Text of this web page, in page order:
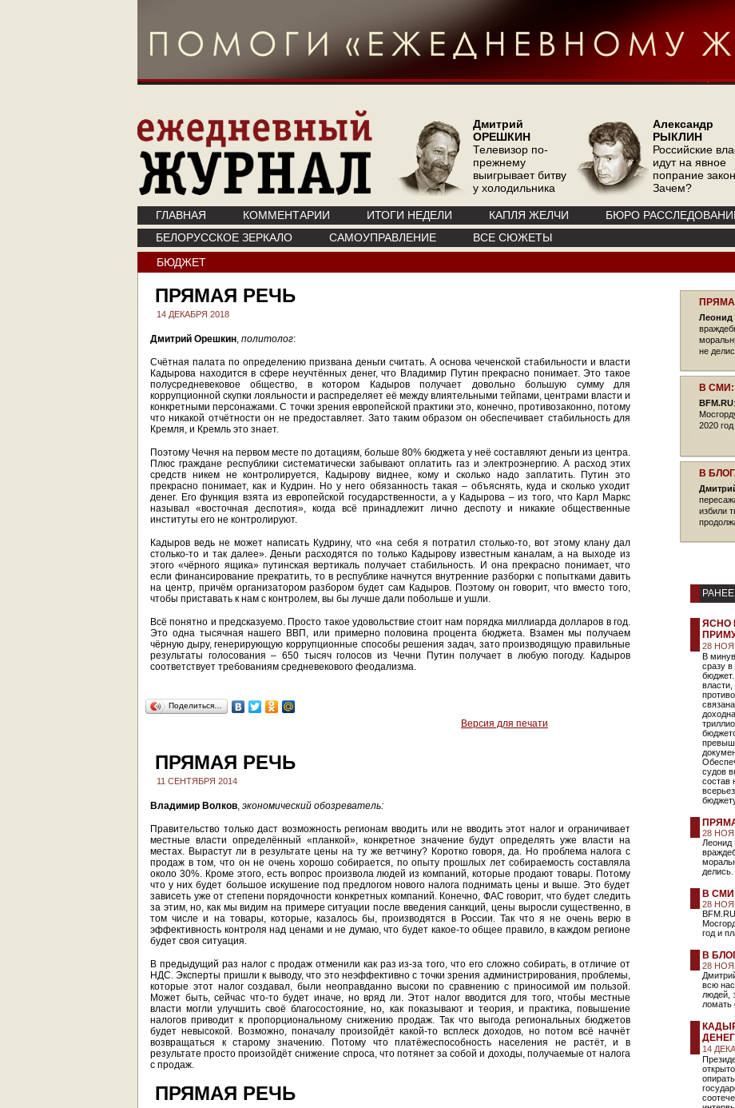
Дмитрий
ОРЕШКИН
Телевизор по-
прежнему
выигрывает битву
у холодильника
Александр
РЫКЛИН
Российские
идут на явное
попрание
Зачем?
ГЛАВНАЯ КОММЕНТАРИИ ИТОГИ НЕДЕЛИ КАПЛЯ ЖЕЛЧИ
БЮРО
БЕЛОРУССКОЕ ЗЕРКАЛО
САМОУПРАВЛЕНИЕ
ВСЕ СЮЖЕТЫ
БЮДЖЕТ
ПРЯМАЯ РЕЧЬ
14 ДЕКАБРЯ 2018
Дмитрий Орешкин, политолог:
Счётная палата по определению призвана деньги считать. А основа чеченской стабильности и власти
Кадырова находится в сфере неучтённых денег, что Владимир Путин прекрасно понимает. Это такое
полусредневековое общество, в котором Кадыров получает довольно большую сумму для
коррупционной скупки лояльности и распределяет её между влиятельными тейпами, центрами власти и
конкретными персонажами. С точки зрения европейской практики это, конечно, противозаконно, потому
что никакой отчётности он не предоставляет. Зато таким образом он обеспечивает стабильность для
Кремля, и Кремль это знает.
Поэтому Чечня на первом месте по дотациям, больше 80% бюджета у неё составляют деньги из центра.
Плюс граждане республики систематически забывают оплатить газ и электроэнергию. А расход этих
средств никем не контролируется, Кадырову виднее, кому и сколько надо заплатить. Путин это
прекрасно понимает, как и Кудрин. Но у него обязанность такая – объяснять, куда и сколько уходит
денег. Его функция взята из европейской государственности, а у Кадырова – из того, что Карл Маркс
называл «восточная деспотия», когда всё принадлежит лично деспоту и никакие общественные
институты его не контролируют.
Кадыров ведь не может написать Кудрину, что «на себя я потратил столько-то, вот этому клану дал
столько-то и так далее». Деньги расходятся по только Кадырову известным каналам, а на выходе из
этого «чёрного ящика» путинская вертикаль получает стабильность. И она прекрасно понимает, что
если финансирование прекратить, то в республике начнутся внутренние разборки с попытками давить
на центр, причём организатором разбором будет сам Кадыров. Поэтому он говорит, что вместо того,
чтобы приставать к нам с контролем, вы бы лучше дали побольше и ушли.
Всё понятно и предсказуемо. Просто такое удовольствие стоит нам порядка миллиарда долларов в год.
Это одна тысячная нашего ВВП, или примерно половина процента бюджета. Взамен мы получаем
чёрную дыру, генерирующую коррупционные способы решения задач, зато производящую правильные
результаты голосования – 650 тысяч голосов из Чечни Путин получает в любую погоду. Кадыров
соответствует требованиям средневекового феодализма.
Поделиться…
Версия для печати
ПРЯМАЯ РЕЧЬ
11 СЕНТЯБРЯ 2014
Владимир Волков, экономический обозреватель:
Правительство только даст возможность регионам вводить или не вводить этот налог и ограничивает
местные власти определённый «планкой», конкретное значение будут определять уже власти на
местах. Вырастут ли в результате цены на ту же ветчину? Коротко говоря, да. Но проблема налога с
продаж в том, что он не очень хорошо собирается, по опыту прошлых лет собираемость составляла
около 30%. Кроме этого, есть вопрос произвола людей из компаний, которые продают товары. Потому
что у них будет большое искушение под предлогом нового налога поднимать цены и выше. Это будет
зависеть уже от степени порядочности конкретных компаний. Конечно, ФАС говорит, что будет следить
за этим, но, как мы видим на примере ситуации после введения санкций, цены выросли существенно, в
том числе и на товары, которые, казалось бы, производятся в России. Так что я не очень верю в
эффективность контроля над ценами и не думаю, что будет какое-то общее правило, в каждом регионе
будет своя ситуация.
В предыдущий раз налог с продаж отменили как раз из-за того, что его сложно собирать, в отличие от
НДС. Эксперты пришли к выводу, что это неэффективно с точки зрения администрирования, проблемы,
которые этот налог создавал, были неоправданно высоки по сравнению с приносимой им пользой.
Может быть, сейчас что-то будет иначе, но вряд ли. Этот налог вводится для того, чтобы местные
власти могли улучшить своё благосостояние, но, как показывают и теория, и практика, повышение
налогов приводит к пропорциональному снижению продаж. Так что выгода региональных бюджетов
будет невысокой. Возможно, поначалу произойдёт какой-то всплеск доходов, но потом всё начнёт
возвращаться к старому значению. Потому что платёжеспособность населения не растёт, и в
результате просто произойдёт снижение спроса, что потянет за собой и доходы, получаемые от налога
с продаж.
ПРЯМАЯ РЕЧЬ
Леонид
не
В СМИ:
BFM.RU
2020
В
избили
ЯСНО
28
В
сразу
бюджет.
судов
состав
28
делись.
В СМИ
28
год и
В
28
всю
людей,
ломать
14